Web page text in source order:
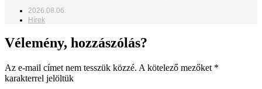
2026.08.06.
Hírek
Vélemény, hozzászólás?
Az e-mail címet nem tesszük közzé. A kötelező mezőket *
karakterrel jelöltük